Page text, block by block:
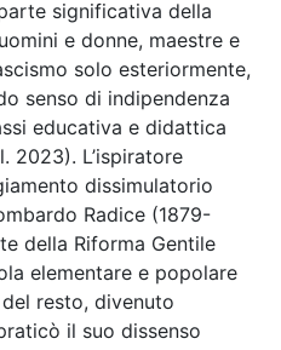
significativa della
e donne, maestre e
solo esteriormente,
senso di indipendenza
educativa e didattica
2023). L’ispiratore
dissimulatorio
Radice (1879-
della Riforma Gentile
elementare e popolare
resto, divenuto
il suo dissenso